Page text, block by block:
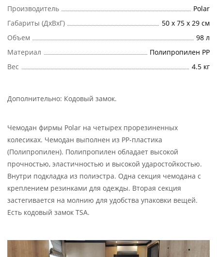
Производитель
Polar
Габариты (ДхВхГ)
50 х 75 х 29 см
Объем
98 л
Материал
Полипропилен PP
Вес
4.5 кг
Дополнительно: Кодовый замок.
Чемодан фирмы Polar на четырех прорезиненных
колесиках. Чемодан выполнен из PP-пластика
(Полипропилен). Полипропилен обладает высокой
прочностью, эластичностью и высокой ударостойкостью.
Внутри подкладка из полиэстра. Одна секция чемодана с
креплением резинками для одежды. Вторая секция
застегивается на молнию для удобства упаковки вещей.
Есть кодовый замок TSA.